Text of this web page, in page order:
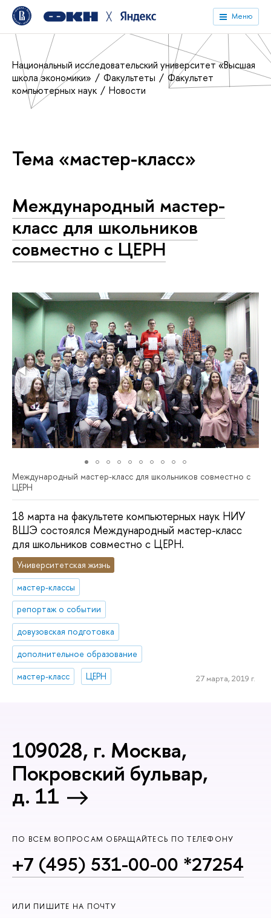
╳ Меню
Национальный исследовательский университет «Высшая
школа экономики»
Факультеты
Факультет
компьютерных наук
Новости
Тема «мастер-класс»
Международный мастер-
класс для школьников
совместно с ЦЕРН
Международный мастер-класс для школьников совместно с
ЦЕРН
18 марта на факультете компьютерных наук НИУ
ВШЭ состоялся Международный мастер-класс
для школьников совместно с ЦЕРН.
Университетская жизнь
мастер-классы
репортаж о событии
довузовская подготовка
дополнительное образование
мастер-класс
ЦЕРН 27 марта, 2019 г.
109028, г. Москва,
Покровский бульвар,
д. 11
ПО ВСЕМ ВОПРОСАМ ОБРАЩАЙТЕСЬ ПО ТЕЛЕФОНУ
+7 (495) 531-00-00 *27254
ИЛИ ПИШИТЕ НА ПОЧТУ